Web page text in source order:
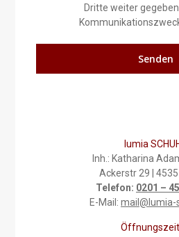
Dritte weiter
lumia
Inh.: Katharina
Ackerstr 29 |
Telefon: 0201 –
E-Mail: mail@lumia-